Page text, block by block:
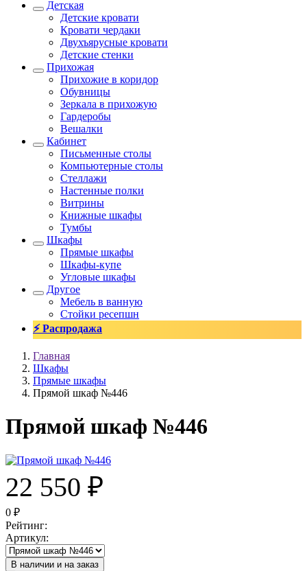
Детская
Детские кровати
Кровати чердаки
Двухъярусные кровати
Детские стенки
Прихожая
Прихожие в коридор
Обувницы
Зеркала в прихожую
Гардеробы
Вешалки
Кабинет
Письменные столы
Компьютерные столы
Стеллажи
Настенные полки
Витрины
Книжные шкафы
Тумбы
Шкафы
Прямые шкафы
Шкафы-купе
Угловые шкафы
Другое
Мебель в ванную
Стойки ресепшн
⚡ Распродажа
Главная
Шкафы
Прямые шкафы
Прямой шкаф №446
Прямой шкаф №446
22 550 ₽
0 ₽
Рейтинг:
Артикул:
В наличии и на заказ